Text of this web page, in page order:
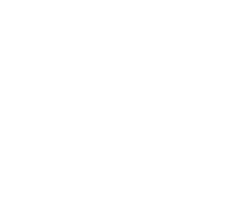
мм. Продумана каждая мелочь для ухода за
газонами.
больше чем у газонокосилок с декой